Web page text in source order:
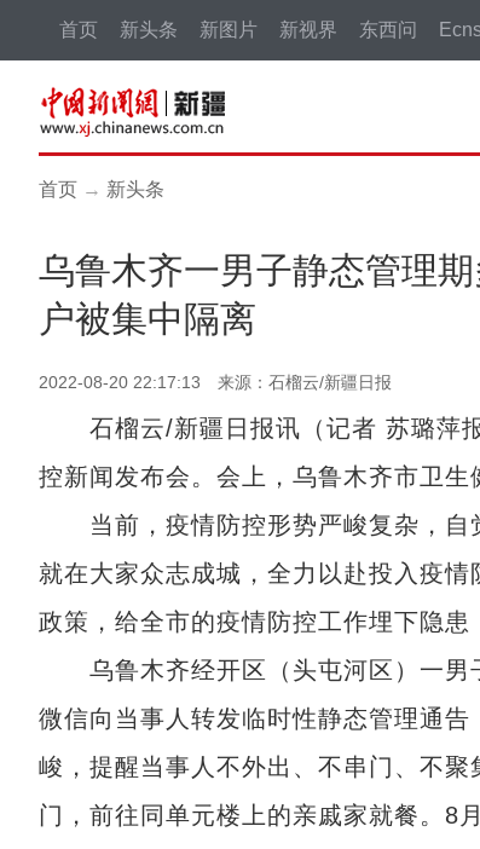
首页 新头条 新图片 新视界 东西问
首页 → 新头条
乌鲁木齐一男子静态管理
户被集中隔离
2022-08-20 22:17:13 来源：石榴云/新疆日报
石榴云/新疆日报讯（记者 苏璐萍报
控新闻发布会。会上，乌鲁木齐市卫生
当前，疫情防控形势严峻复杂，自
就在大家众志成城，全力以赴投入疫
政策，给全市的疫情防控工作埋下隐患
乌鲁木齐经开区（头屯河区）一男
微信向当事人转发临时性静态管理通
峻，提醒当事人不外出、不串门、不
门，前往同单元楼上的亲戚家就餐。8